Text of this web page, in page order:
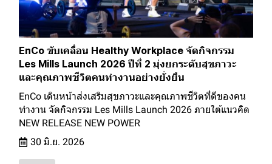
EnCo ขับเคลื่อน Healthy Workplace จัดกิจกรรม
Les Mills Launch 2026 ปีที่ 2 มุ่งยกระดับสุขภาวะ
และคุณภาพชีวิตคนทำงานอย่างยั่งยืน
EnCo เดินหน้าส่งเสริมสุขภาวะและคุณภาพชีวิตที่ดีของคน
ทำงาน จัดกิจกรรม Les Mills Launch 2026 ภายใต้แนวคิด
NEW RELEASE NEW POWER
30 มิ.ย. 2026